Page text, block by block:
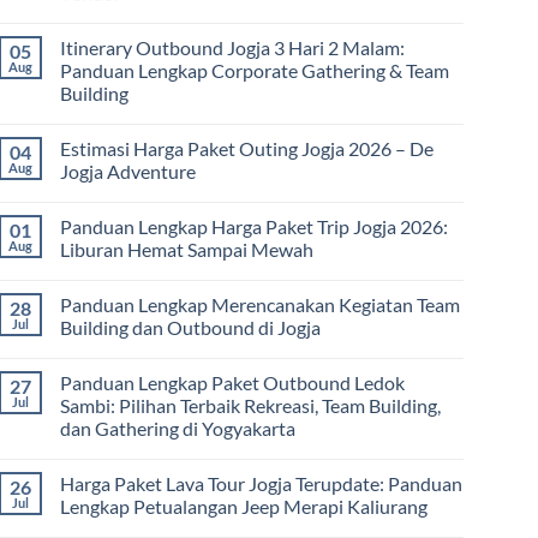
dan
Universitas:
Solusi
Edukatif
untuk
Luar
Kelas
on
Harga
Family
Gathering
2026:
Panduan
Lengkap
dan
Tips
Memilih
05
Aug
Itinerary Outbound Jogja 3 Hari 2 Malam:
Panduan Lengkap Corporate Gathering & Team
Building
on
Itinerary
Outbound
Hari
2
Malam:
Corporate
Gathering
&
04
Aug
Estimasi Harga Paket Outing Jogja 2026 – De
Jogja Adventure
on
Estimasi
Harga
Jogja
2026
–
Adventure
01
Aug
Panduan Lengkap Harga Paket Trip Jogja 2026:
Liburan Hemat Sampai Mewah
on
Panduan
Lengkap
Trip
Jogja
2026:
Liburan
Mewah
28
Jul
Panduan Lengkap Merencanakan Kegiatan Team
Building dan Outbound di Jogja
on
Panduan
Lengkap
Merencanakan
Building
dan
Outbound
27
Jul
Panduan Lengkap Paket Outbound Ledok
Sambi: Pilihan Terbaik Rekreasi, Team Building,
dan Gathering di Yogyakarta
on
Panduan
Lengkap
26
Jul
Harga Paket Lava Tour Jogja Terupdate: Panduan
Lengkap Petualangan Jeep Merapi Kaliurang